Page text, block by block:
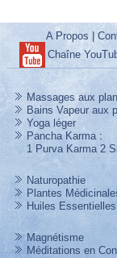
A Propos |
Chaîne
Massages aux
Bains Vapeur aux
Yoga léger
Pancha Karma:
1 Purva Karma 2
Naturopathie
Plantes
Huiles Essentielles
Magnétisme
Méditations en